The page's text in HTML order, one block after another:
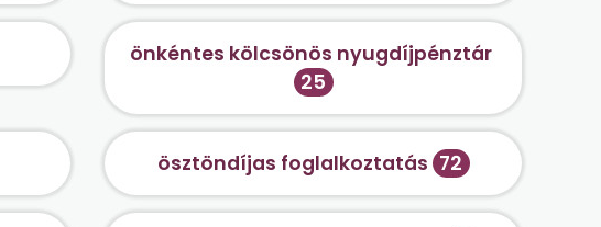
önkéntes kölcsönös nyugdíjpénztár
25
ösztöndíjas foglalkoztatás 72